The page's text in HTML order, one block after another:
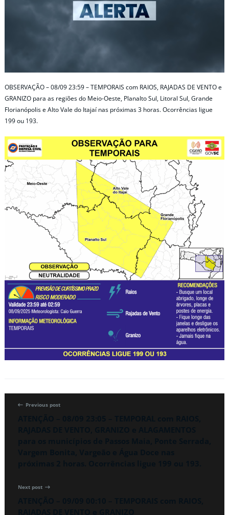
OBSERVAÇÃO – 08/09 23:59 – TEMPORAIS com RAIOS, RAJADAS DE VENTO e
GRANIZO para as regiões do Meio-Oeste, Planalto Sul, Litoral Sul, Grande
Florianópolis e Alto Vale do Itajaí nas próximas 3 horas. Ocorrências ligue
199 ou 193.
Previous post
Next post